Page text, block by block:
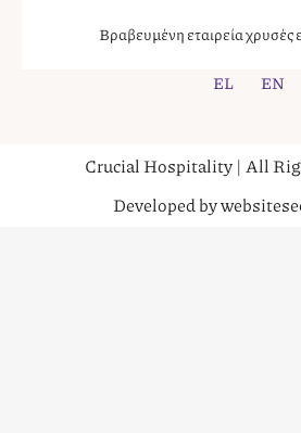
Βραβευμένη εταιρεία χρυσές
EL EN
Crucial Hospitality | All
Developed by